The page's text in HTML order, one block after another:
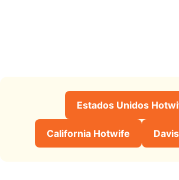
Estados Unidos
California Hotwife